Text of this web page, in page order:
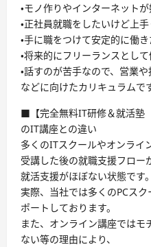
・モノ作りやインターネット
・正社員就職をしたいけど上
・手に職をつけて安定的に働
・将来的にフリーランスとし
・話すのが苦手なので、営業
などに向けたカリキュラムです
■【完全無料IT研修＆就活
のIT講座との違い
多くのITスクールやオンライ
受講した後の就職支援フロー
就活支援がほぼない状態です。
実際、当社では多くのPCス
ポートしております。
また、オンライン講座では
ない等の理由により、